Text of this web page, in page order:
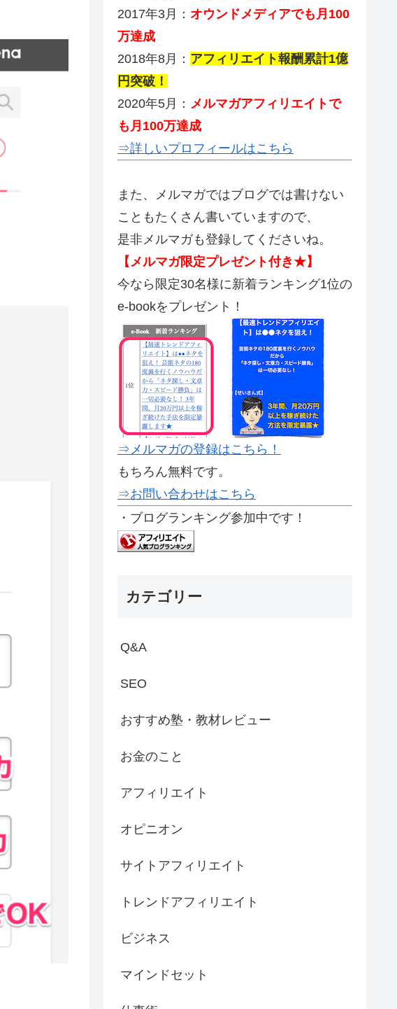
2017年3月： オウンドメディアでも月100
万達成
2018年8月： アフィリエイト報酬累計1億
円突破！
2020年5月： メルマガアフィリエイトで
も月100万達成
⇒詳しいプロフィールはこちら
また、メルマガではブログでは書けない
こともたくさん書いていますので、
是非メルマガも登録してくださいね。
【メルマガ限定プレゼント付き★】
今なら限定30名様に新着ランキング1位の
e-bookをプレゼント！
⇒メルマガの登録はこちら！
もちろん無料です。
⇒お問い合わせはこちら
・ブログランキング参加中です！
カテゴリー
Q&A
SEO
おすすめ塾・教材レビュー
お金のこと
アフィリエイト
オピニオン
サイトアフィリエイト
トレンドアフィリエイト
ビジネス
マインドセット